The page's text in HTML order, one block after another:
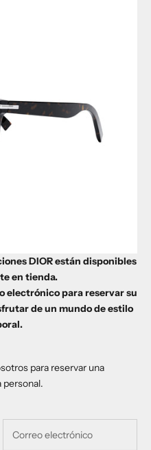
DIOR están disponibles
en tienda.
electrónico para reservar su
de un mundo de estilo
para reservar una
personal.